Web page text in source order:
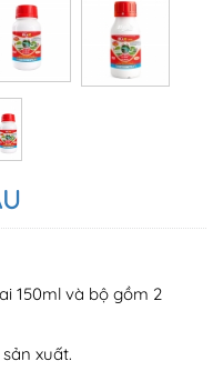
150ml và bộ gồm 2
xuất.